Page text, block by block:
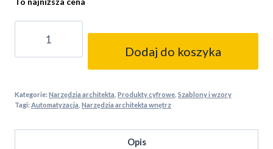
Szablon
prezentacji
wnętrz
-
Dodaj do koszyka
Kategorie:Narzędzia architekta Produkty cyfrowe Szablony i wzory
Tagi:Automatyzacja Narzędzia architekta wnętrz
Opis